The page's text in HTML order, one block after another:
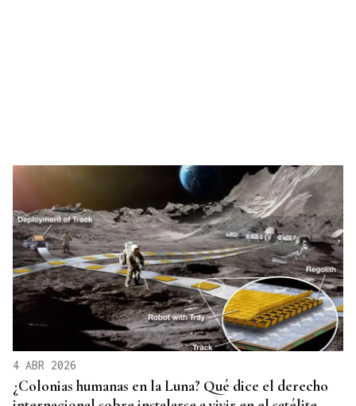
4 ABR 2026
¿Colonias humanas en la Luna? Qué dice el derecho